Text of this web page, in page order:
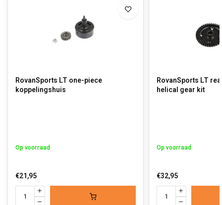
RovanSports LT one-piece
koppelingshuis
Op voorraad
€21,95
RovanSports LT
helical gear kit
Op voorraad
€32,95